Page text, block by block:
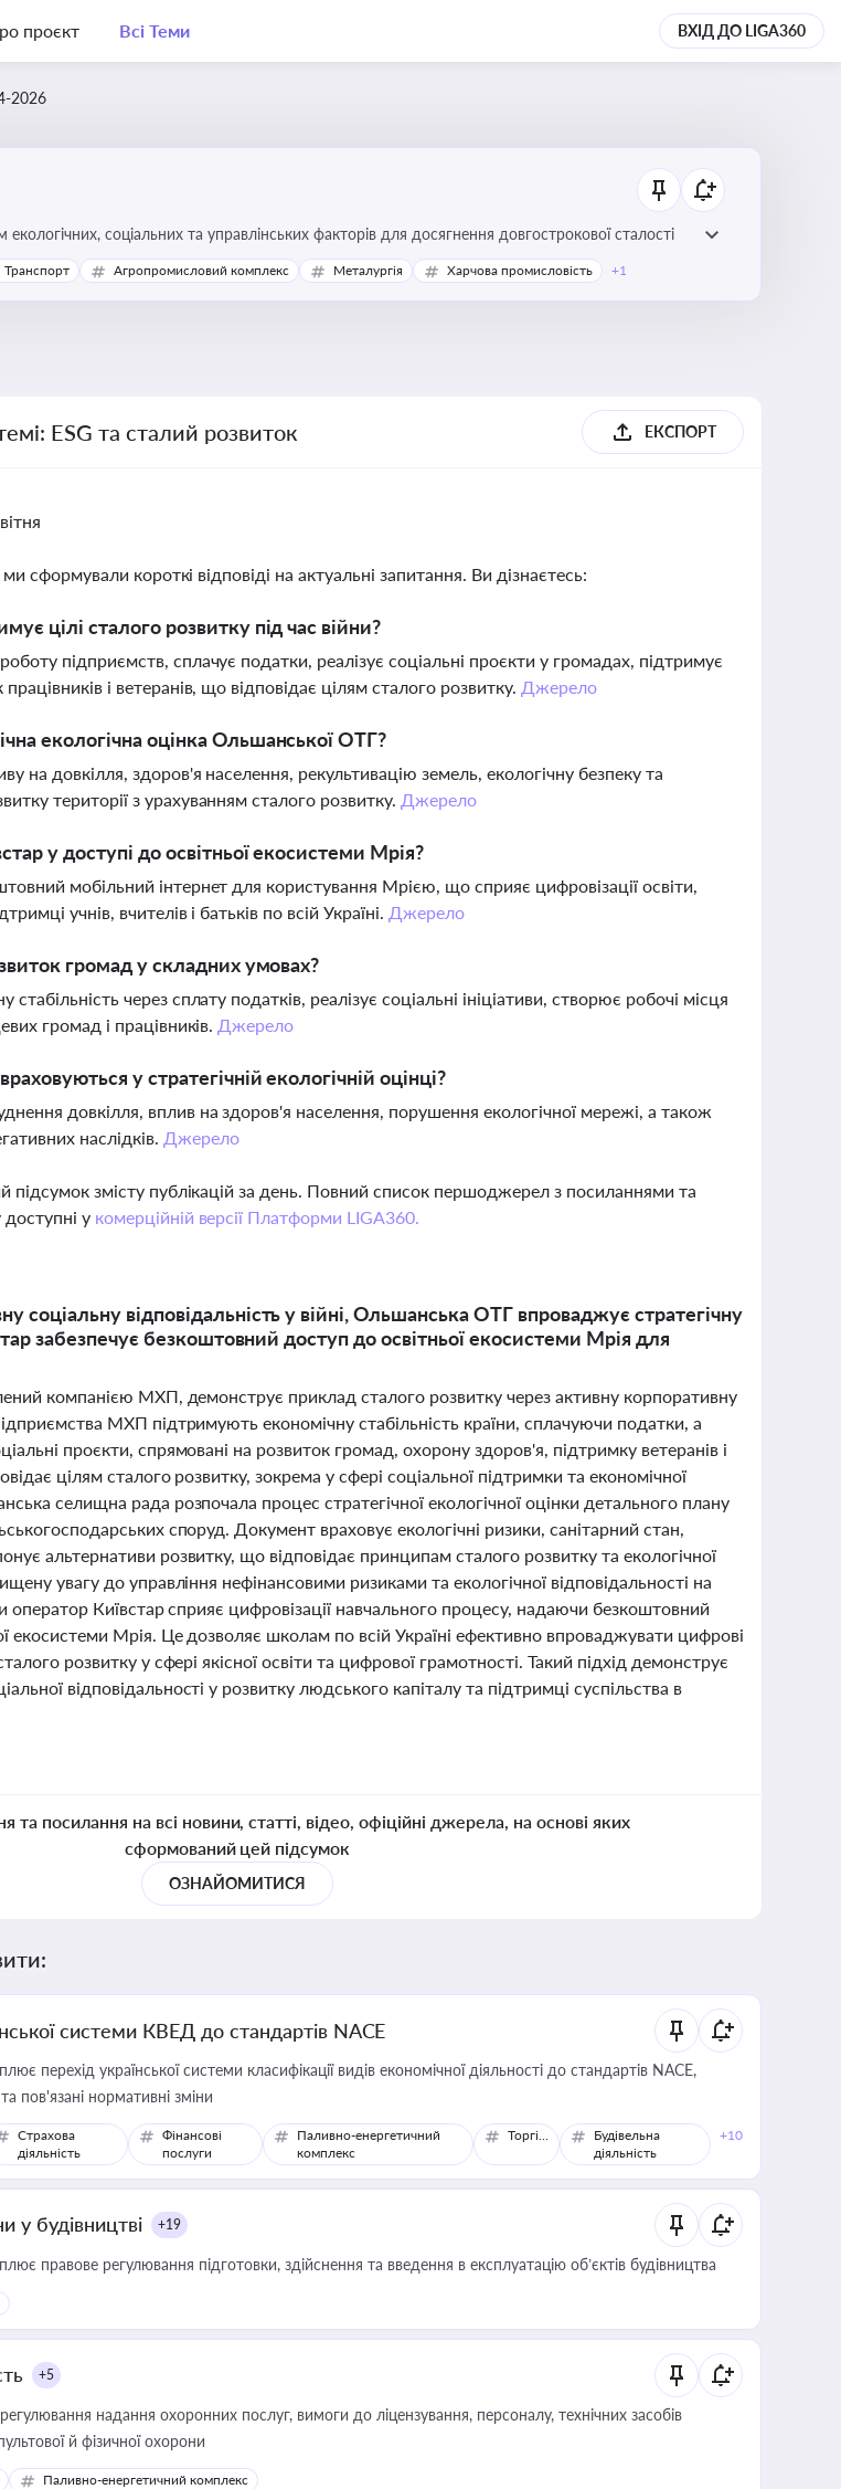
проєкт Всі Теми ВХІД ДО LIGA360
2026
соціальних та управлінських факторів для досягнення довгострокової сталості
Транспорт Агропромисловий комплекс Металургія Харчова промисловість +1
ESG та сталий розвиток ЕКСПОРТ
сформували короткі відповіді на актуальні запитання. Ви дізнаєтесь:
цілі сталого розвитку під час війни?
підприємств, сплачує податки, реалізує соціальні проєкти у громадах, підтримує
і ветеранів, що відповідає цілям сталого розвитку. Джерело
екологічна оцінка Ольшанської ОТГ?
на довкілля, здоров'я населення, рекультивацію земель, екологічну безпеку та
території з урахуванням сталого розвитку. Джерело
у доступі до освітньої екосистеми Мрія?
мобільний інтернет для користування Мрією, що сприяє цифровізації освіти,
учнів, вчителів і батьків по всій Україні. Джерело
громад у складних умовах?
стабільність через сплату податків, реалізує соціальні ініціативи, створює робочі місця
громад і працівників. Джерело
у стратегічній екологічній оцінці?
довкілля, вплив на здоров'я населення, порушення екологічної мережі, а також
наслідків. Джерело
змісту публікацій за день. Повний список першоджерел з посиланнями та
у комерційній версії Платформи LIGA360.
відповідальність у війні, Ольшанська ОТГ впроваджує стратегічну
забезпечує безкоштовний доступ до освітньої екосистеми Мрія для
компанією МХП, демонструє приклад сталого розвитку через активну корпоративну
МХП підтримують економічну стабільність країни, сплачуючи податки, а
проєкти, спрямовані на розвиток громад, охорону здоров'я, підтримку ветеранів і
цілям сталого розвитку, зокрема у сфері соціальної підтримки та економічної
селищна рада розпочала процес стратегічної екологічної оцінки детального плану
споруд. Документ враховує екологічні ризики, санітарний стан,
альтернативи розвитку, що відповідає принципам сталого розвитку та екологічної
увагу до управління нефінансовими ризиками та екологічної відповідальності на
оператор Київстар сприяє цифровізації навчального процесу, надаючи безкоштовний
екосистеми Мрія. Це дозволяє школам по всій Україні ефективно впроваджувати цифрові
розвитку у сфері якісної освіти та цифрової грамотності. Такий підхід демонструє
відповідальності у розвитку людського капіталу та підтримці суспільства в
та посилання на всі новини, статті, відео, офіційні джерела, на основі яких
сформований цей підсумок
ОЗНАЙОМИТИСЯ
системи КВЕД до стандартів NACE
перехід української системи класифікації видів економічної діяльності до стандартів NACE,
пов'язані нормативні зміни
Страхова
діяльність
Фінансові
послуги
Паливно-енергетичний
комплекс
Торгівля
Будівельна
діяльність
+10
у будівництві +19
правове регулювання підготовки, здійснення та введення в експлуатацію об’єктів будівництва
+5
надання охоронних послуг, вимоги до ліцензування, персоналу, технічних засобів
й фізичної охорони
Паливно-енергетичний комплекс